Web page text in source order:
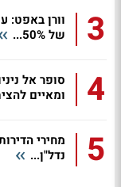
3
וורן באפט:
של 50%...
4
סופר אל
ומאיים
5
מחירי
נדל"ן...